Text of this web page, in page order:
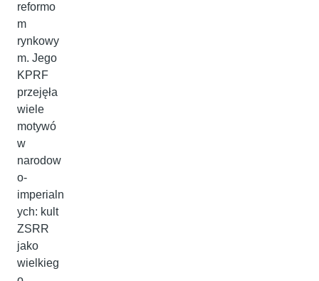
reformo
m
rynkowy
m. Jego
KPRF
przejęła
wiele
motywó
w
narodow
o-
imperialn
ych: kult
ZSRR
jako
wielkieg